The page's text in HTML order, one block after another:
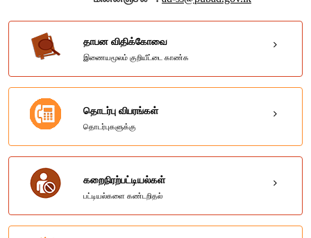
தாபன விதிக்கோவை
இணையமூலம் குறியீட்டை காண்க
தொடர்பு விபரங்கள்
தொடர்புகளுக்கு
கறைநிரற்பட்டியல்கள்
பட்டியல்களை கண்டறிதல்